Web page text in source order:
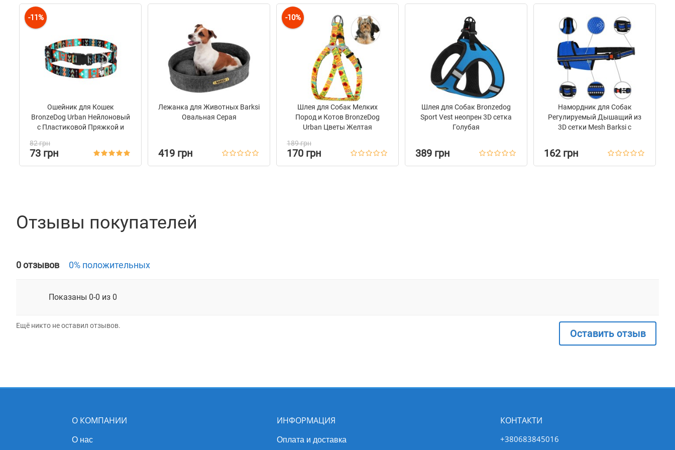
-11%
Ошейник для Кошек
BronzeDog Urban Нейлоновый
с Пластиковой Пряжкой и
82 грн
73 грн
Лежанка для Животных Barksi
Овальная Серая
419 грн
-10%
Шлея для Собак Мелких
Пород и Котов BronzeDog
Urban Цветы Желтая
189 грн
170 грн
Шлея для Собак Bronzedog
Sport Vest неопрен 3D сетка
Голубая
389 грн
Намордник для Собак
Регулируемый Дышащий из
3D сетки Mesh Barksi с
162 грн
Отзывы покупателей
0 отзывов 0% положительных
Показаны 0-0 из 0
Ещё никто не оставил отзывов.
Оставить отзыв
О КОМПАНИИ
О нас
ИНФОРМАЦИЯ
Оплата и доставка
КОНТАКТИ
+380683845016